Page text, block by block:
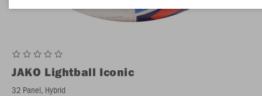
JAKO Lightball Iconic
32 Panel, Hybrid